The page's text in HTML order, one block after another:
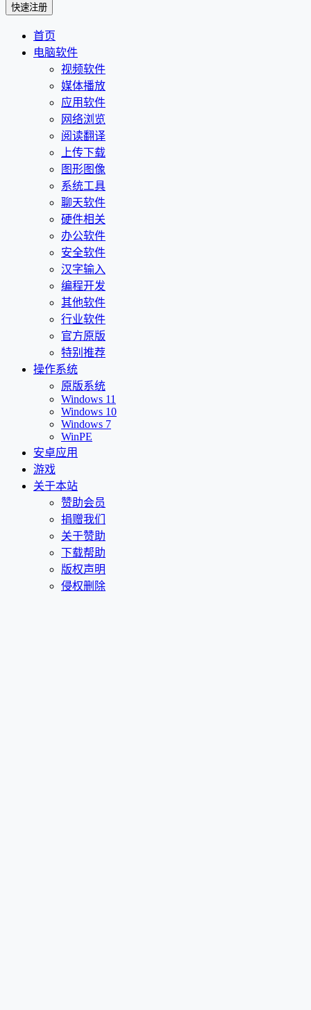
首页
电脑软件
视频软件
媒体播放
应用软件
网络浏览
阅读翻译
上传下载
图形图像
系统工具
聊天软件
硬件相关
办公软件
安全软件
汉字输入
编程开发
其他软件
行业软件
官方原版
特别推荐
操作系统
原版系统
Windows 11
Windows 10
Windows 7
WinPE
安卓应用
游戏
关于本站
赞助会员
捐赠我们
关于赞助
下载帮助
版权声明
侵权删除